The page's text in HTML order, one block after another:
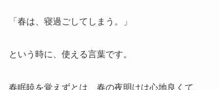
「春は、寝過ごしてしまう。」
という時に、使える言葉です。
春眠暁を覚えずとは、春の夜明けは心地良くて、